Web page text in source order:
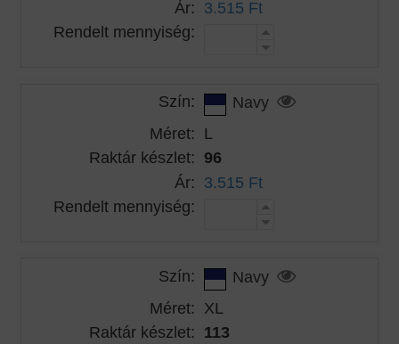
Ár: 3.515 Ft
Rendelt mennyiség:
Szín:
Navy
Méret: L
Raktár készlet: 96
Ár: 3.515 Ft
Rendelt mennyiség:
Szín:
Navy
Méret: XL
Raktár készlet: 113